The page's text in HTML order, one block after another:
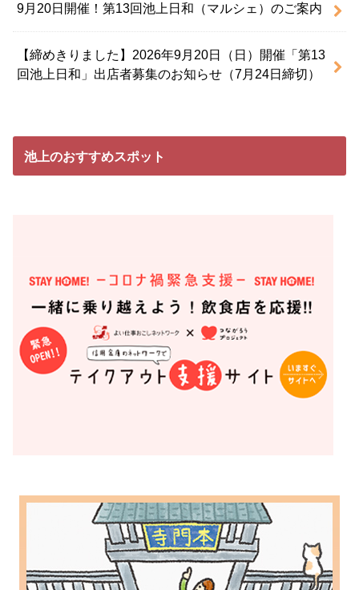
9月20日開催！第13回池上日和（マルシェ）のご案内
【締めきりました】2026年9月20日（日）開催「第13
回池上日和」出店者募集のお知らせ（7月24日締切）
池上のおすすめスポット